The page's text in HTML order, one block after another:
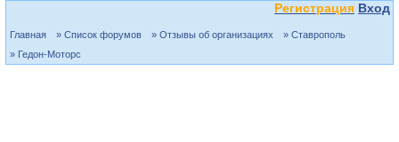
Регистрация Вход
Главная » Список форумов » Отзывы об организациях
» Ставрополь
» Гедон-Моторс